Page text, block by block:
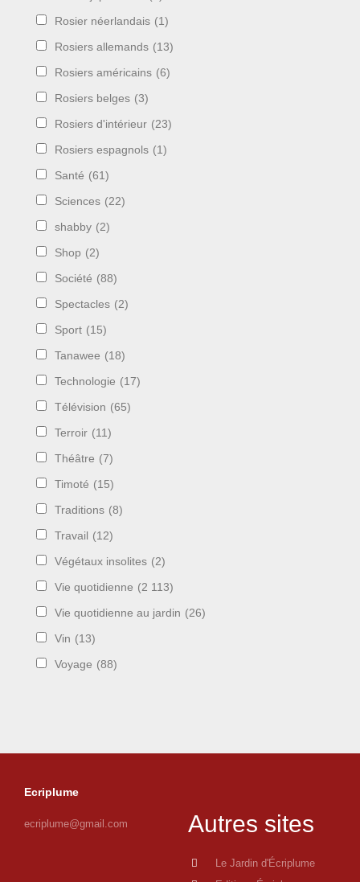
Rosier néerlandais (1)
Rosiers allemands (13)
Rosiers américains (6)
Rosiers belges (3)
Rosiers d'intérieur (23)
Rosiers espagnols (1)
Santé (61)
Sciences (22)
shabby (2)
Shop (2)
Société (88)
Spectacles (2)
Sport (15)
Tanawee (18)
Technologie (17)
Télévision (65)
Terroir (11)
Théâtre (7)
Timoté (15)
Traditions (8)
Travail (12)
Végétaux insolites (2)
Vie quotidienne (2 113)
Vie quotidienne au jardin (26)
Vin (13)
Voyage (88)
Ecriplume
ecriplume@gmail.com Autres sites
Le Jardin d'Écriplume